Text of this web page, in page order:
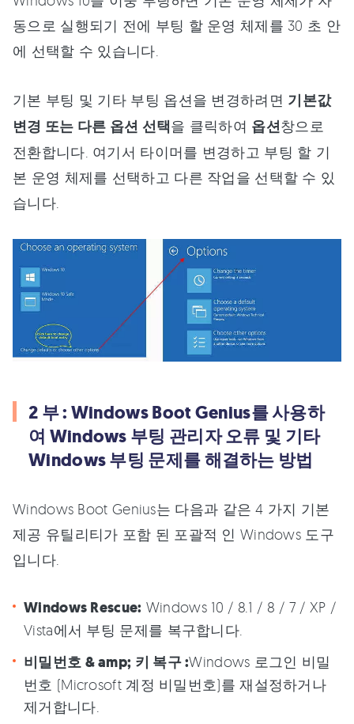
동으로 실행되기 전에 부팅 할 운영 체제를 30 초 안
에 선택할 수 있습니다.
기본 부팅 및 기타 부팅 옵션을 변경하려면 기본값
변경 또는 다른 옵션 선택을 클릭하여 옵션창으로
전환합니다. 여기서 타이머를 변경하고 부팅 할 기
본 운영 체제를 선택하고 다른 작업을 선택할 수 있
습니다.
2 부 : Windows Boot Genius를 사용하
여 Windows 부팅 관리자 오류 및 기타
Windows 부팅 문제를 해결하는 방법
Windows Boot Genius는 다음과 같은 4 가지 기본
제공 유틸리티가 포함 된 포괄적 인 Windows 도구
입니다.
Windows Rescue: Windows 10 / 8.1 / 8 / 7 / XP /
Vista에서 부팅 문제를 복구합니다.
비밀번호 & amp; 키 복구 :Windows 로그인 비밀
번호 (Microsoft 계정 비밀번호)를 재설정하거나
제거합니다.